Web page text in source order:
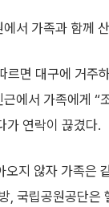
서 가족과 함께
르면 대구에 거주
에서 가족에게 “
가 연락이 끊겼다.
오지 않자 가족은
, 국립공원공단은